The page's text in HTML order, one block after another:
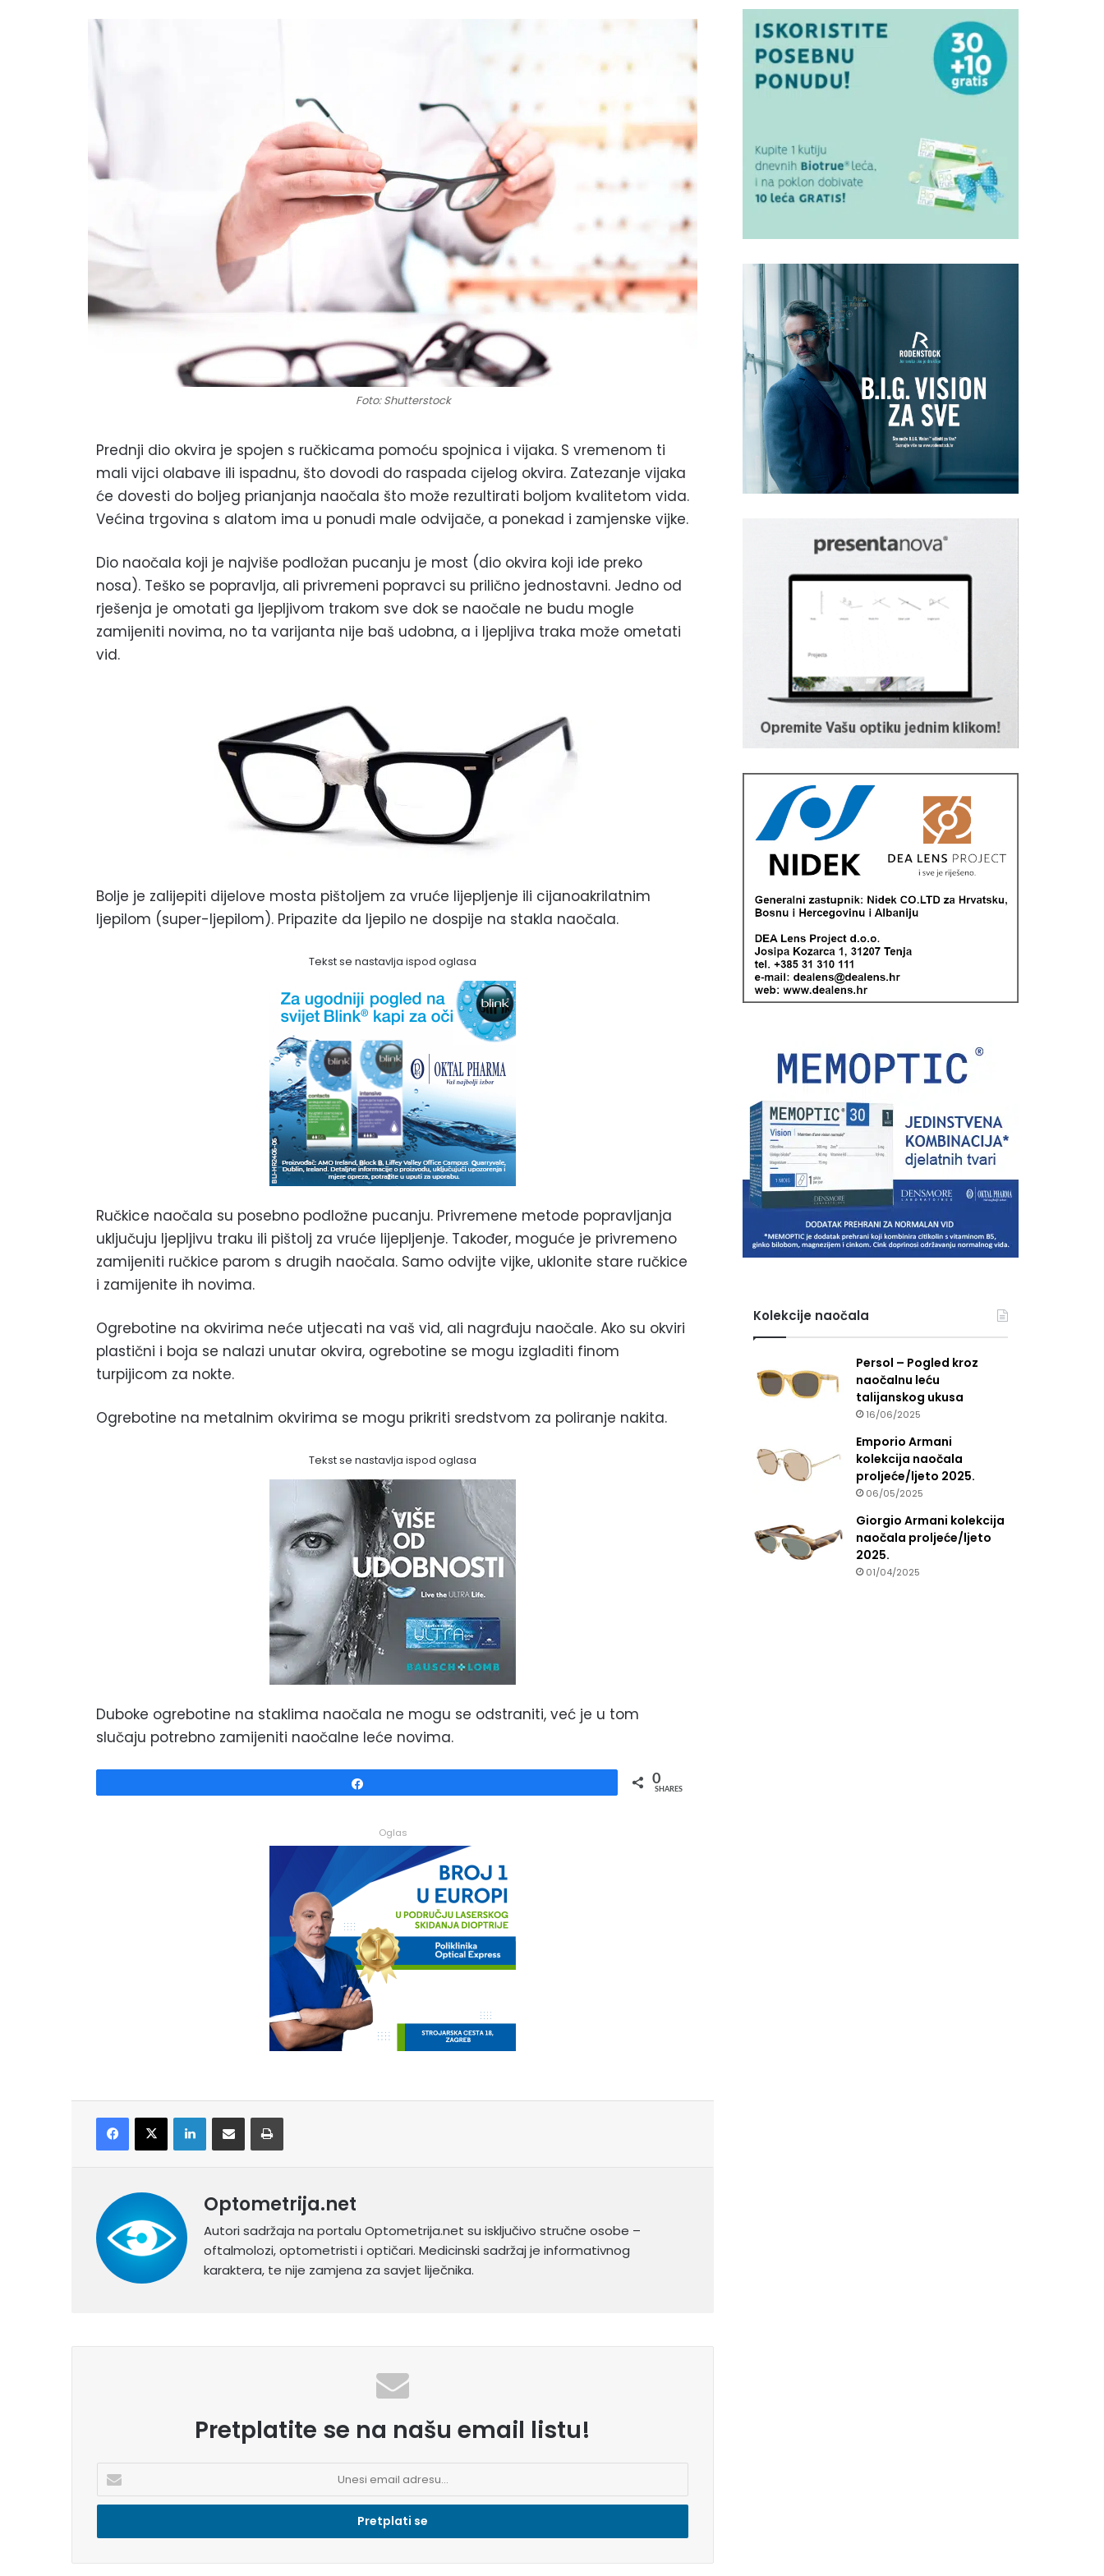
Foto: Shutterstock
Prednji dio okvira je spojen s ručkicama pomoću spojnica i vijaka. S vremenom ti
mali vijci olabave ili ispadnu, što dovodi do raspada cijelog okvira. Zatezanje vijaka
će dovesti do boljeg prianjanja naočala što može rezultirati boljom kvalitetom vida.
Većina trgovina s alatom ima u ponudi male odvijače, a ponekad i zamjenske vijke.
Dio naočala koji je najviše podložan pucanju je most (dio okvira koji ide preko
nosa). Teško se popravlja, ali privremeni popravci su prilično jednostavni. Jedno od
rješenja je omotati ga ljepljivom trakom sve dok se naočale ne budu mogle
zamijeniti novima, no ta varijanta nije baš udobna, a i ljepljiva traka može ometati
vid.
Bolje je zalijepiti dijelove mosta pištoljem za vruće lijepljenje ili cijanoakrilatnim
ljepilom (super-ljepilom). Pripazite da ljepilo ne dospije na stakla naočala.
Tekst se nastavlja ispod oglasa
Ručkice naočala su posebno podložne pucanju. Privremene metode popravljanja
uključuju ljepljivu traku ili pištolj za vruće lijepljenje. Također, moguće je privremeno
zamijeniti ručkice parom s drugih naočala. Samo odvijte vijke, uklonite stare ručkice
i zamijenite ih novima.
Ogrebotine na okvirima neće utjecati na vaš vid, ali nagrđuju naočale. Ako su okviri
plastični i boja se nalazi unutar okvira, ogrebotine se mogu izgladiti finom
turpijicom za nokte.
Ogrebotine na metalnim okvirima se mogu prikriti sredstvom za poliranje nakita.
Tekst se nastavlja ispod oglasa
Duboke ogrebotine na staklima naočala ne mogu se odstraniti, već je u tom
slučaju potrebno zamijeniti naočalne leće novima.
0
SHARES
Oglas
X LinkedIn
Optometrija.net
Autori sadržaja na portalu Optometrija.net su isključivo stručne osobe –
oftalmolozi, optometristi i optičari. Medicinski sadržaj je informativnog
karaktera, te nije zamjena za savjet liječnika.
Pretplatite se na našu email listu!
e
i
Kolekcije naočala
Persol – Pogled kroz
naočalnu leću
talijanskog ukusa
16/06/2025
Emporio Armani
kolekcija naočala
proljeće/ljeto 2025.
06/05/2025
Giorgio Armani kolekcija
naočala proljeće/ljeto
2025.
01/04/2025